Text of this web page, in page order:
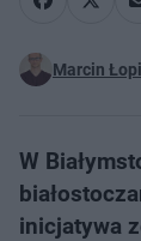
Marcin
W
inicjatywa